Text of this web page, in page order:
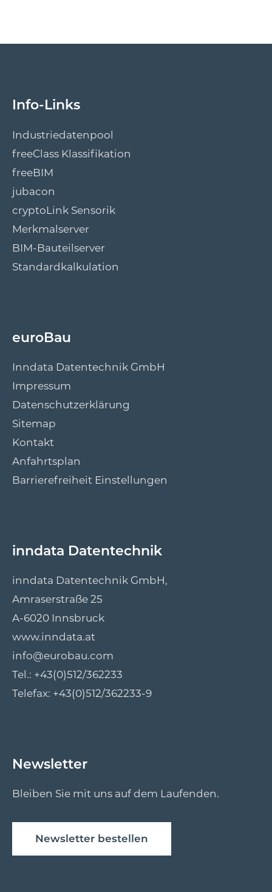
Info-Links
Industriedatenpool
freeClass Klassifikation
freeBIM
jubacon
cryptoLink Sensorik
Merkmalserver
BIM-Bauteilserver
Standardkalkulation
euroBau
Inndata Datentechnik GmbH
Impressum
Datenschutzerklärung
Sitemap
Kontakt
Anfahrtsplan
Barrierefreiheit Einstellungen
inndata Datentechnik
inndata Datentechnik GmbH,
Amraserstraße 25
A-6020 Innsbruck
www.inndata.at
info@eurobau.com
Tel.: +43(0)512/362233
Telefax: +43(0)512/362233-9
Newsletter
Bleiben Sie mit uns auf dem Laufenden.
Newsletter bestellen